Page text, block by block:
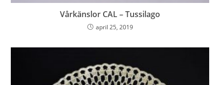
Vårkänslor CAL – Tussilago
april 25, 2019